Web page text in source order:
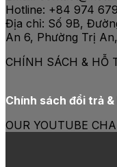
Hotline: +84 974
Địa chỉ: Số 9B,
An 6, Phường Trị
CHÍNH SÁCH & HỖ
Chính sách đổi trả
OUR YOUTUBE